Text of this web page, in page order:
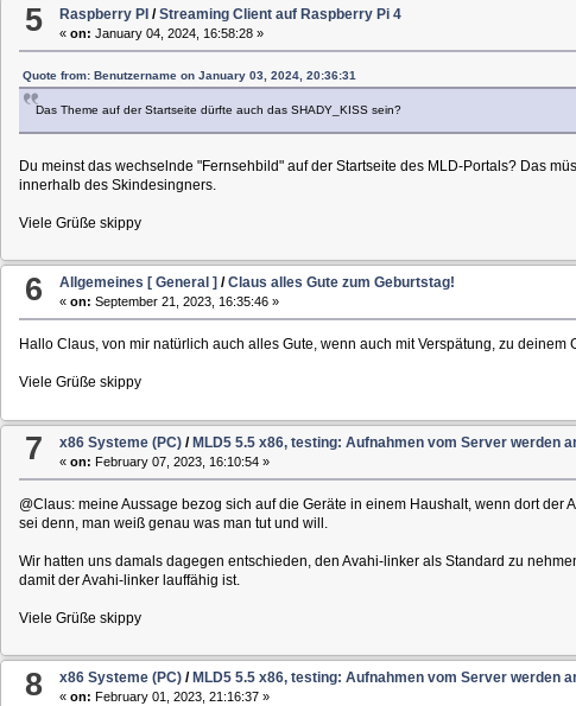
5 Raspberry PI /Streaming Client auf Raspberry Pi 4
«on: January 04, 2024, 16:58:28 »
Quote from: Benutzername on January 03, 2024, 20:36:31
Das Theme auf der Startseite dürfte auch das SHADY_KISS sein?
Du meinst das wechselnde "Fernsehbild" auf der Startseite des MLD-Portals? Das
innerhalb des Skindesingners.
Viele Grüße skippy
6 Allgemeines [ General ] /Claus alles Gute zum Geburtstag!
«on: September 21, 2023, 16:35:46 »
Hallo Claus, von mir natürlich auch alles Gute, wenn auch mit Verspätung, zu deinem
Viele Grüße skippy
7 x86 Systeme (PC) / MLD5 5.5 x86, testing: Aufnahmen vom Server werden
«on: February 07, 2023, 16:10:54 »
@Claus: meine Aussage bezog sich auf die Geräte in einem Haushalt, wenn dort
sei denn, man weiß genau was man tut und will.
Wir hatten uns damals dagegen entschieden, den Avahi-linker als Standard zu
damit der Avahi-linker lauffähig ist.
Viele Grüße skippy
8 x86 Systeme (PC) / MLD5 5.5 x86, testing: Aufnahmen vom Server werden
«on: February 01, 2023, 21:16:37 »